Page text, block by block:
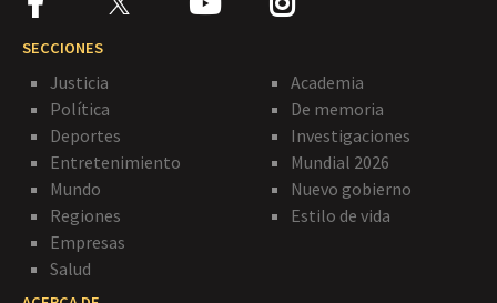
SECCIONES
Justicia
Política
Deportes
Entretenimiento
Mundo
Regiones
Empresas
Salud
Academia
De memoria
Investigaciones
Mundial 2026
Nuevo gobierno
Estilo de vida